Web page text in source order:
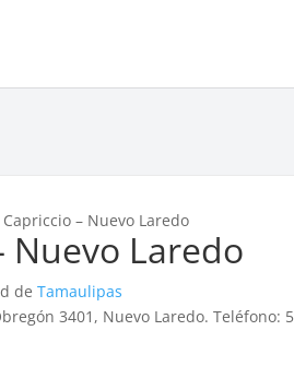
– Nuevo Laredo
Nuevo Laredo
deTamaulipas
3401, Nuevo Laredo. Teléfono: